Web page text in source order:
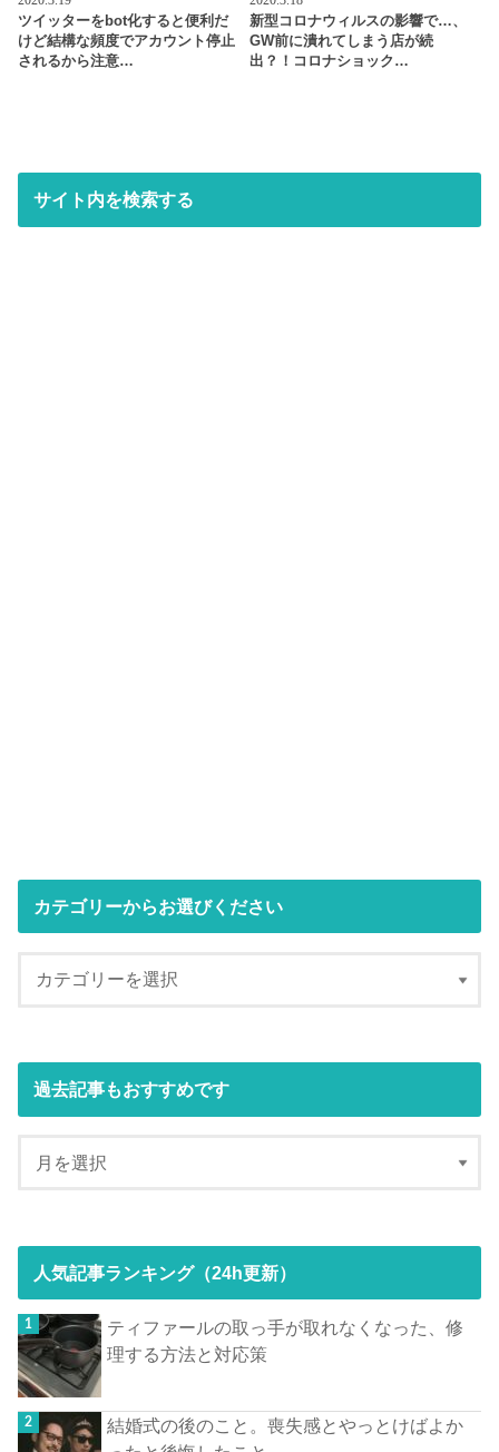
ツイッターをbot化すると便利だ
けど結構な頻度でアカウント停止
されるから注意…
新型コロナウィルスの影響で…、
GW前に潰れてしまう店が続
出？！コロナショック…
サイト内を検索する
カテゴリーからお選びください
過去記事もおすすめです
人気記事ランキング（24h更新）
ティファールの取っ手が取れなくなった、修
理する方法と対応策
結婚式の後のこと。喪失感とやっとけばよか